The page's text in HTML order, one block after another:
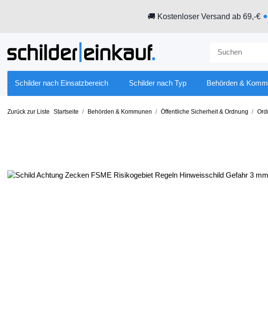
🚚 Kostenloser Versand ab 69,-€
Schilder nach Einsatzbereich Schilder nach Typ Behörden &
Zurück zur Liste Startseite Behörden & Kommunen Öffentliche Sicherheit & Ordnung